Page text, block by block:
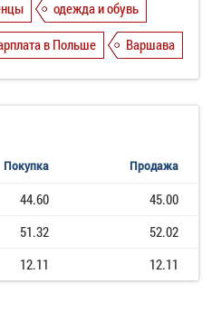
одежда и обувь
в Польше Варшава
Покупка Продажа
44.60
45.00
51.32
52.02
12.11 12.11